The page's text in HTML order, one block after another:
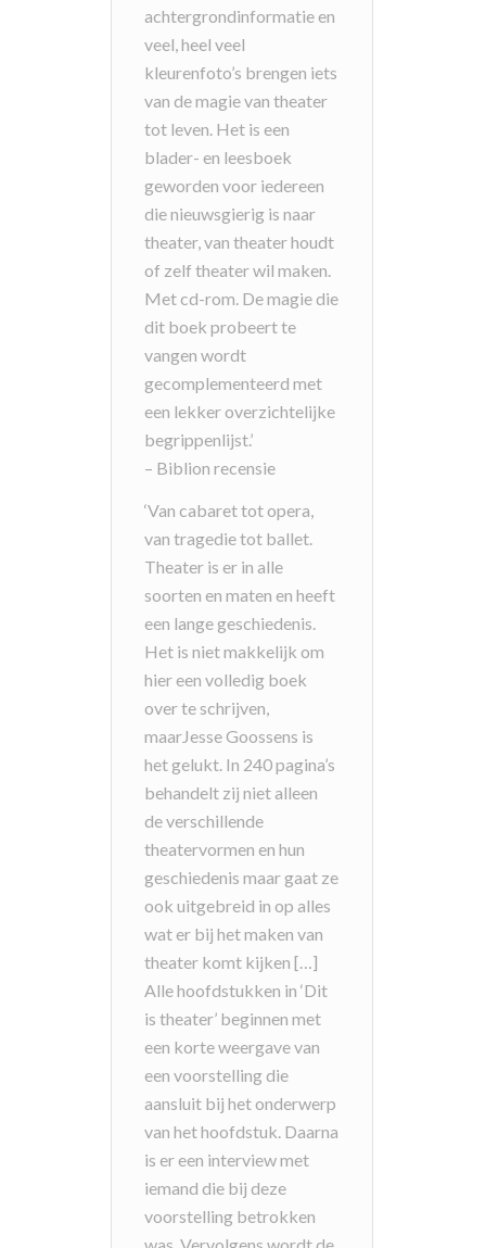
achtergrondinformatie en
veel, heel veel
kleurenfoto’s brengen iets
van de magie van theater
tot leven. Het is een
blader- en leesboek
geworden voor iedereen
die nieuwsgierig is naar
theater, van theater houdt
of zelf theater wil maken.
Met cd-rom. De magie die
dit boek probeert te
vangen wordt
gecomplementeerd met
een lekker overzichtelijke
begrippenlijst.’
– Biblion recensie
‘Van cabaret tot opera,
van tragedie tot ballet.
Theater is er in alle
soorten en maten en heeft
een lange geschiedenis.
Het is niet makkelijk om
hier een volledig boek
over te schrijven,
maarJesse Goossens is
het gelukt. In 240 pagina’s
behandelt zij niet alleen
de verschillende
theatervormen en hun
geschiedenis maar gaat ze
ook uitgebreid in op alles
wat er bij het maken van
theater komt kijken […]
Alle hoofdstukken in ‘Dit
is theater’ beginnen met
een korte weergave van
een voorstelling die
aansluit bij het onderwerp
van het hoofdstuk. Daarna
is er een interview met
iemand die bij deze
voorstelling betrokken